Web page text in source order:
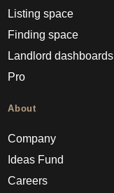
Listing space
Finding space
Landlord dashboards
Pro
About
Company
Ideas Fund
Careers